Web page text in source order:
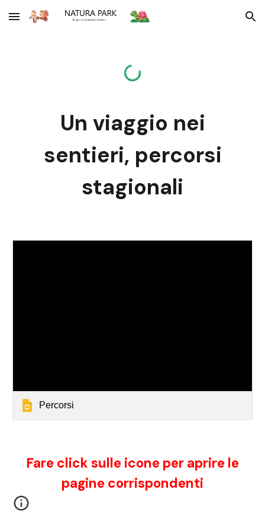
Skip to main content Skip to navigation
Un viaggio nei
sentieri, percorsi
stagionali
Percorsi
Fare click sulle icone per aprire le
pagine corrispondenti